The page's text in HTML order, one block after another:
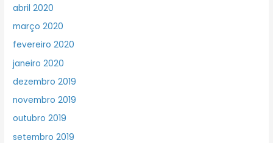
abril 2020
março 2020
fevereiro 2020
janeiro 2020
dezembro 2019
novembro 2019
outubro 2019
setembro 2019